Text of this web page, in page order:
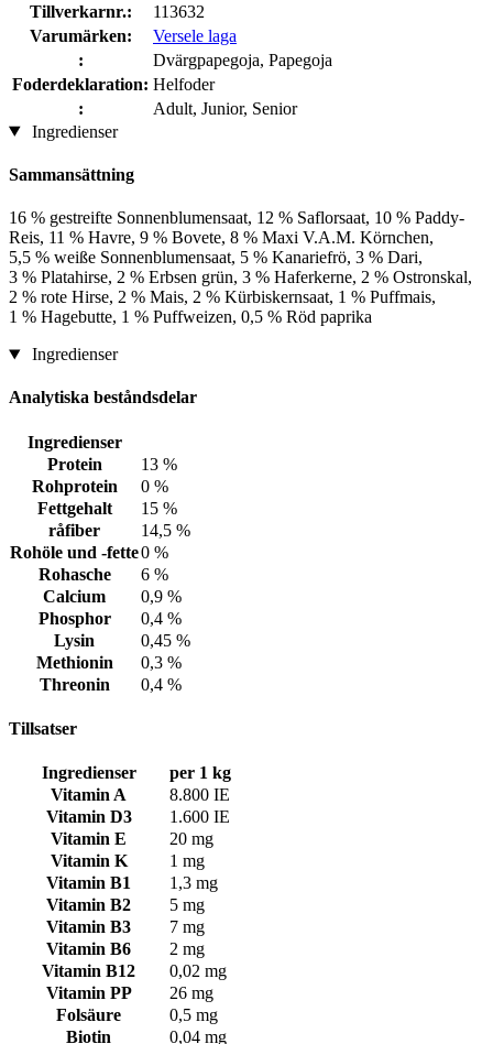
Tillverkarnr.:
113632
Varumärken:
Versele laga
:
Dvärgpapegoja, Papegoja
Foderdeklaration: Helfoder
:
Adult, Junior, Senior
Ingredienser
Sammansättning
16 % gestreifte Sonnenblumensaat, 12 % Saflorsaat, 10 % Paddy-
Reis, 11 % Havre, 9 % Bovete, 8 % Maxi V.A.M. Körnchen,
5,5 % weiße Sonnenblumensaat, 5 % Kanariefrö, 3 % Dari,
3 % Platahirse, 2 % Erbsen grün, 3 % Haferkerne, 2 % Ostronskal,
2 % rote Hirse, 2 % Mais, 2 % Kürbiskernsaat, 1 % Puffmais,
1 % Hagebutte, 1 % Puffweizen, 0,5 % Röd paprika
Ingredienser
Analytiska beståndsdelar
Ingredienser
Protein
13 %
Rohprotein
0 %
Fettgehalt
15 %
råfiber
14,5 %
Rohöle und -fette0 %
Rohasche
6 %
Calcium
0,9 %
Phosphor
0,4 %
Lysin
0,45 %
Methionin
0,3 %
Threonin
0,4 %
Tillsatser
Ingredienser
per 1 kg
Vitamin A
8.800 IE
Vitamin D3
1.600 IE
Vitamin E
20 mg
Vitamin K
1 mg
Vitamin B1
1,3 mg
Vitamin B2
5 mg
Vitamin B3
7 mg
Vitamin B6
2 mg
Vitamin B12
0,02 mg
Vitamin PP
26 mg
Folsäure
0,5 mg
Biotin
0,04 mg